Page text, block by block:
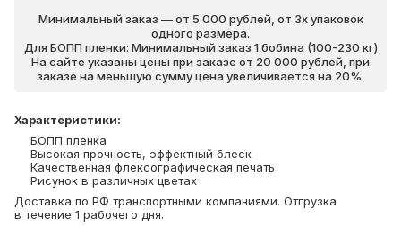
Минимальный заказ — от 5 000 рублей, от 3х упаковок
одного размера.
Для БОПП пленки: Минимальный заказ 1 бобина (100-230 кг)
На сайте указаны цены при заказе от 20 000 рублей, при
заказе на меньшую сумму цена увеличивается на 20%.
Характеристики:
БОПП пленка
Высокая прочность, эффектный блеск
Качественная флексографическая печать
Рисунок в различных цветах
Доставка по РФ транспортными компаниями. Отгрузка
в течение 1 рабочего дня.